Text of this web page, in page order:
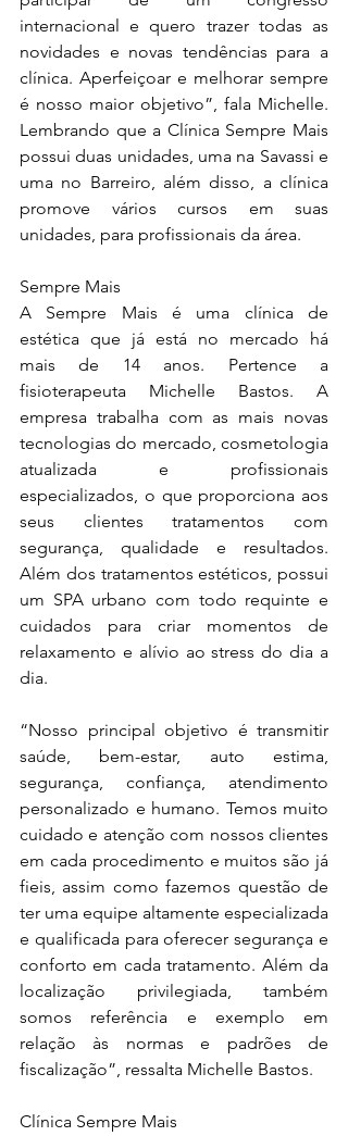
internacional e quero trazer todas as
novidades e novas tendências para a
clínica. Aperfeiçoar e melhorar sempre
é nosso maior objetivo”, fala Michelle.
Lembrando que a Clínica Sempre Mais
possui duas unidades, uma na Savassi e
uma no Barreiro, além disso, a clínica
promove vários cursos em suas
unidades, para profissionais da área.
Sempre Mais
A Sempre Mais é uma clínica de
estética que já está no mercado há
mais de 14 anos. Pertence a
fisioterapeuta Michelle Bastos. A
empresa trabalha com as mais novas
tecnologias do mercado, cosmetologia
atualizada e profissionais
especializados, o que proporciona aos
seus clientes tratamentos com
segurança, qualidade e resultados.
Além dos tratamentos estéticos, possui
um SPA urbano com todo requinte e
cuidados para criar momentos de
relaxamento e alívio ao stress do dia a
dia.
“Nosso principal objetivo é transmitir
saúde, bem-estar, auto estima,
segurança, confiança, atendimento
personalizado e humano. Temos muito
cuidado e atenção com nossos clientes
em cada procedimento e muitos são já
fieis, assim como fazemos questão de
ter uma equipe altamente especializada
e qualificada para oferecer segurança e
conforto em cada tratamento. Além da
localização privilegiada, também
somos referência e exemplo em
relação às normas e padrões de
fiscalização”, ressalta Michelle Bastos.
Clínica Sempre Mais